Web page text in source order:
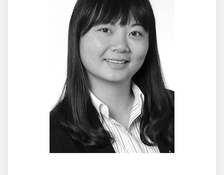
中国大陆、香港、澳大利亚和美国的公司提供咨
询服务，并同时具备在澳大利亚和中国执业的律
陈先生工作经验包括担任澳大利亚证券交易所
(ASX)上市公司的董事和公司秘书。此前，他是一
家大型香港上市公司的企业顾问董事，并担任中
深圳威新软件科技有限公司董事和总经理；该公
司是一家位于中国深圳高科技产业园的房地产开
发公司，由新加坡星狮集团(Fraser and Neave